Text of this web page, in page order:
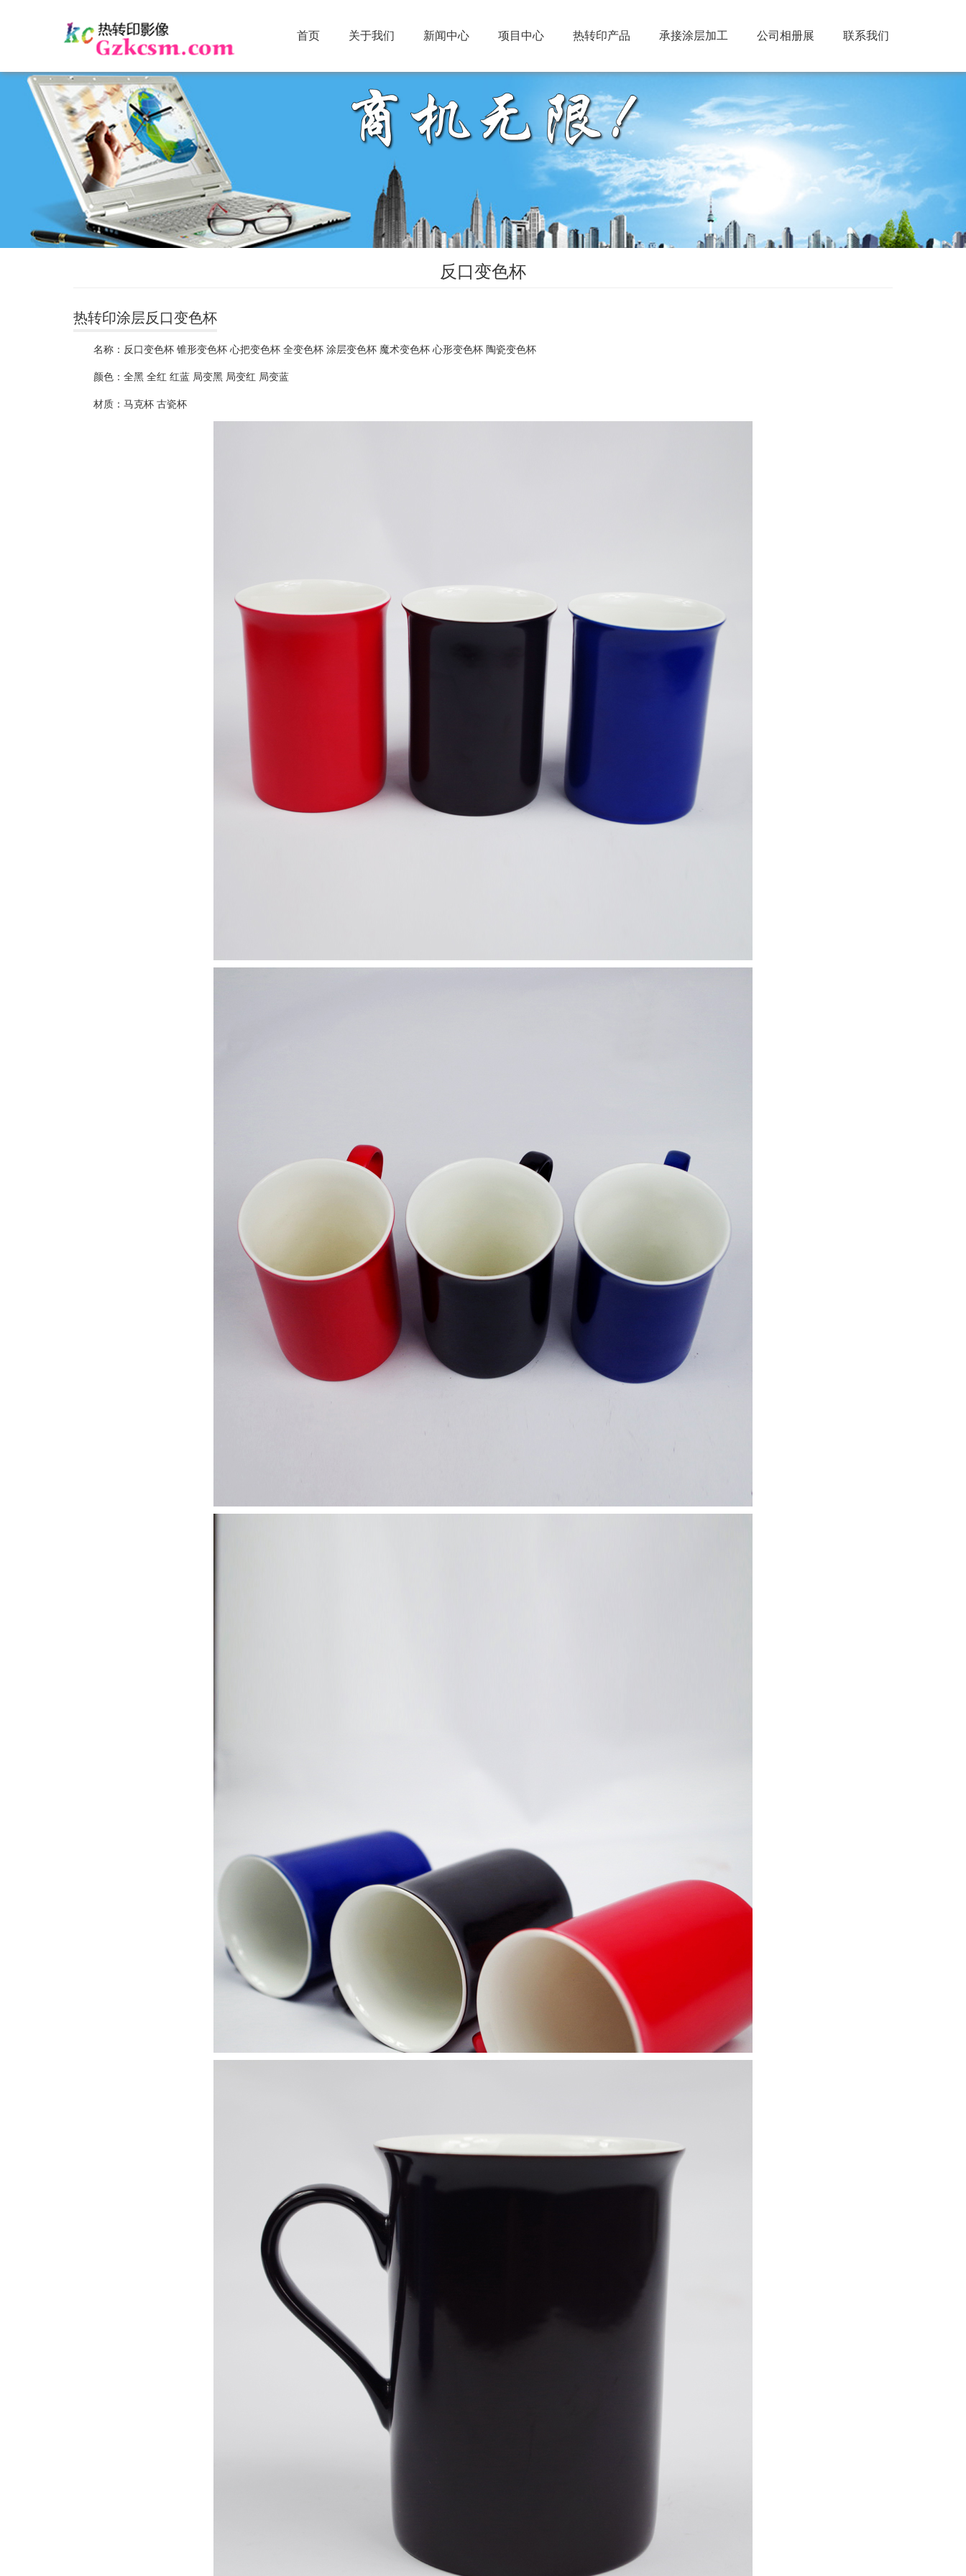
首页 关于我们 新闻中心 项目中心 热转印产品 承接涂层加工 公司相册展 联系我们
反口变色杯
热转印涂层反口变色杯
名称：反口变色杯 锥形变色杯 心把变色杯 全变色杯 涂层变色杯 魔术变色杯 心形变色杯 陶瓷变色杯
颜色：全黑 全红 红蓝 局变黑 局变红 局变蓝
材质：马克杯 古瓷杯